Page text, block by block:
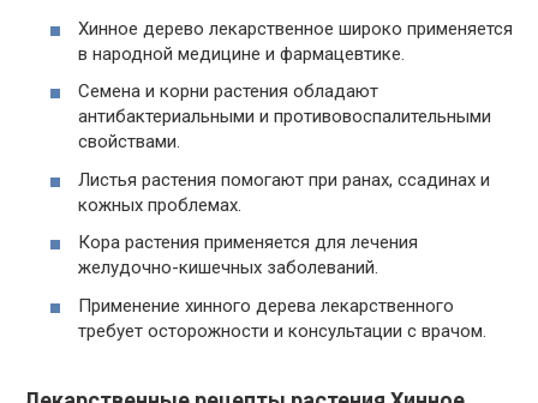
Хинное дерево лекарственное широко применяется
в народной медицине и фармацевтике.
Семена и корни растения обладают
антибактериальными и противовоспалительными
свойствами.
Листья растения помогают при ранах, ссадинах и
кожных проблемах.
Кора растения применяется для лечения
желудочно-кишечных заболеваний.
Применение хинного дерева лекарственного
требует осторожности и консультации с врачом.